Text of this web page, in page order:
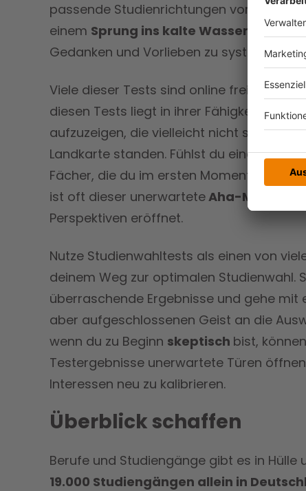
passende Studienrichtungen
einem Sprung ins kalte Wasser helfen
Gedanken und Vorlieben zu
Viele dieser Tests sind online frei
diesen Tests liegt in ihrer Fähigkeit, dir
aufzuzeigen, die vielleicht nicht sofort
Landkarte standen. Fühlst du eine
Fächer, die du im ersten Moment
ist oft dieser unerwarteteAha-Moment
Perspektiven eröffnet.
Nutze Studienwahltests als einen von
deinem Weg zur optimalen Studienwahl.
überraschende Ergebnisse und gehe mit
aber aufgeschlossenen Geist an die
wenn du zu Beginn skeptisch bist,
Testergebnisse unerwartete Türen
Interessen neu zu kalibrieren.
Überblick schaffen
Berufe und Studiengänge gibt es in Hülle
19.000 Studiengängen allein in